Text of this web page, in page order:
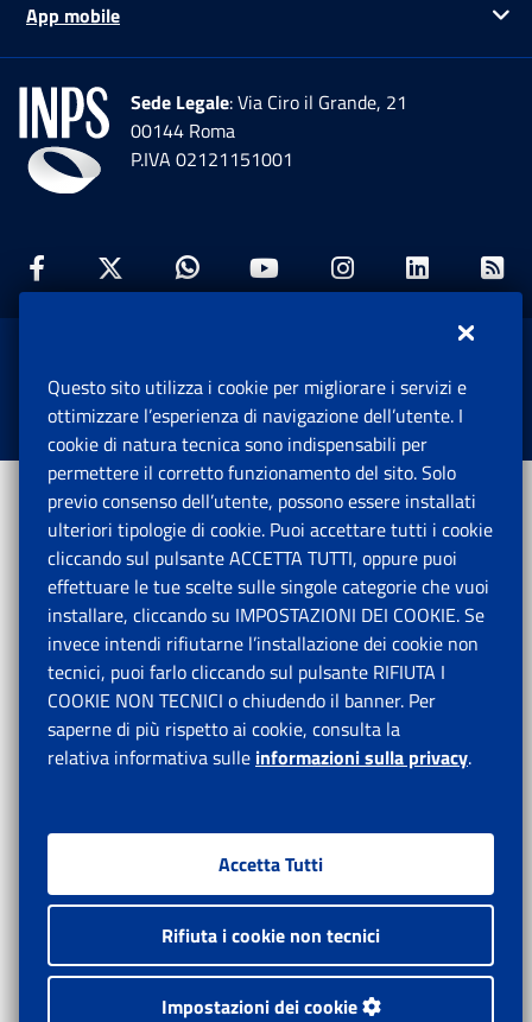
App mobile
Sede Legale: Via Ciro il Grande, 21
00144 Roma
P.IVA 02121151001
Facebook: Apre una nuova finestra
Twitter: Apre una nuova finestra
Whatsapp: Apre una nuova
Youtube: Apre una
Instagram:
Istituto Nazionale Previdenza Sociale.
Tutti i diritti riservati.
Questo sito utilizza i cookie per migliorare i servizi e
ottimizzare l’esperienza di navigazione dell’utente. I
cookie di natura tecnica sono indispensabili per
permettere il corretto funzionamento del sito. Solo
previo consenso dell’utente, possono essere installati
ulteriori tipologie di cookie. Puoi accettare tutti i cookie
cliccando sul pulsante ACCETTA TUTTI, oppure puoi
effettuare le tue scelte sulle singole categorie che vuoi
installare, cliccando su IMPOSTAZIONI DEI COOKIE. Se
invece intendi rifiutarne l’installazione dei cookie non
tecnici, puoi farlo cliccando sul pulsante RIFIUTA I
COOKIE NON TECNICI o chiudendo il banner. Per
saperne di più rispetto ai cookie, consulta la
relativa informativa sulle informazioni sulla privacy.
Accetta Tutti
Rifiuta i cookie non tecnici
Impostazioni dei cookie